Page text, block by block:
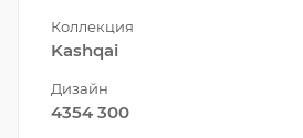
Коллекция
Kashqai
Дизайн
4354 300